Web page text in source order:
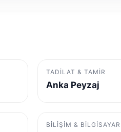
TADILAT & TAMIR
Anka Peyzaj
BILIŞIM & BILGISAYAR